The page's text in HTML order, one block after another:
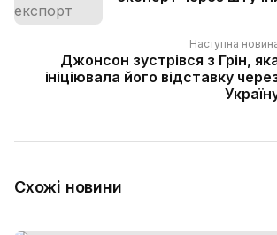
Наступна
Джонсон зустрівся з Грін,
ініціювала його відставку
Схожі новини